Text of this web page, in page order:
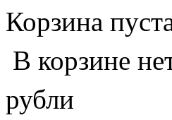
Корзина
В корзине
рубли